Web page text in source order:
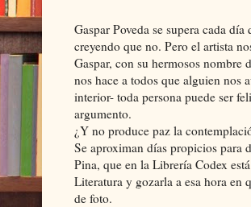
Gaspar Poveda se supera cada
creyendo que no. Pero el artista
Gaspar, con su hermosos nombre
nos hace a todos que alguien nos
interior- toda persona puede ser
argumento.
¿Y no produce paz la
Se aproximan días propicios para
Pina, que en la Librería Codex
Literatura y gozarla a esa hora en
de foto.